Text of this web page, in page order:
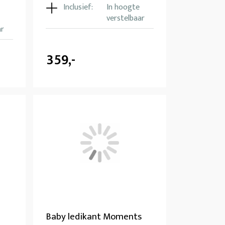
Inclusief:
In hoogte
verstelbaar
359,-
Baby ledikant Moments